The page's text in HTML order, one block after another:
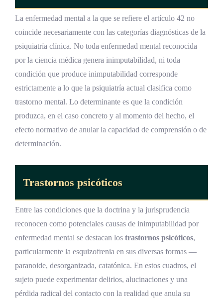
La enfermedad mental a la que se refiere el artículo 42 no
coincide necesariamente con las categorías diagnósticas de la
psiquiatría clínica. No toda enfermedad mental reconocida
por la ciencia médica genera inimputabilidad, ni toda
condición que produce inimputabilidad corresponde
estrictamente a lo que la psiquiatría actual clasifica como
trastorno mental. Lo determinante es que la condición
produzca, en el caso concreto y al momento del hecho, el
efecto normativo de anular la capacidad de comprensión o de
determinación.
Trastornos psicóticos
Entre las condiciones que la doctrina y la jurisprudencia
reconocen como potenciales causas de inimputabilidad por
enfermedad mental se destacan los trastornos psicóticos,
particularmente la esquizofrenia en sus diversas formas —
paranoide, desorganizada, catatónica. En estos cuadros, el
sujeto puede experimentar delirios, alucinaciones y una
pérdida radical del contacto con la realidad que anula su